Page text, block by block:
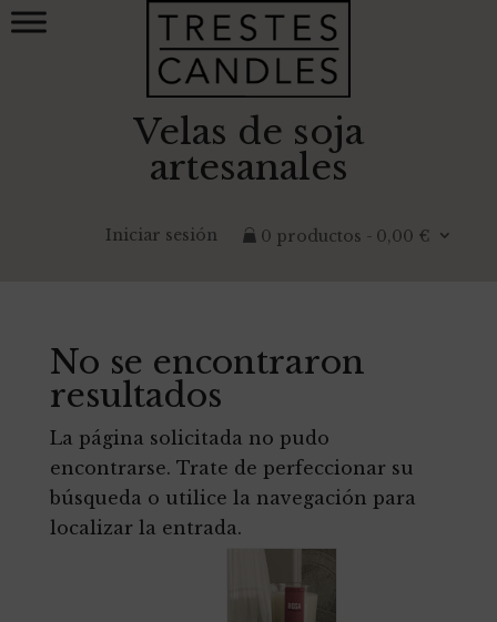
Velas de soja
artesanales
Iniciar sesión 0 productos 0,00 €
No se encontraron
resultados
La página solicitada no pudo
encontrarse. Trate de perfeccionar su
búsqueda o utilice la navegación para
localizar la entrada.